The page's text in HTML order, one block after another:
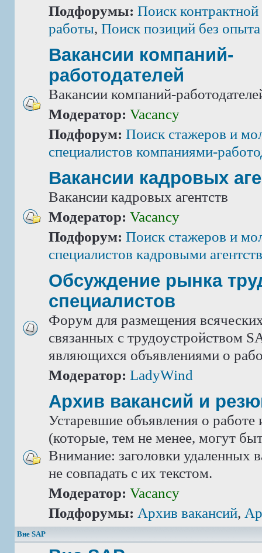
Подфорумы: Поиск
работы, Поиск позиций без
Вакансии компаний-
работодателей
Вакансии компаний-
Модератор: Vacancy
Подфорум: Поиск стажеров и
специалистов компаниями-
Вакансии кадровых
Вакансии кадровых агентств
Модератор: Vacancy
Подфорум: Поиск стажеров и
специалистов кадровыми
Обсуждение рынка
специалистов
Форум для размещения
связанных с трудоустройством
являющихся объявлениями о
Модератор: LadyWind
Архив вакансий и
Устаревшие объявления о работе
(которые, тем не менее, могут
Внимание: заголовки удаленных
не совпадать с их текстом.
Модератор: Vacancy
Подфорумы: Архив вакансий,
Вне SAP